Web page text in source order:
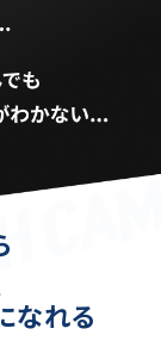
なれる